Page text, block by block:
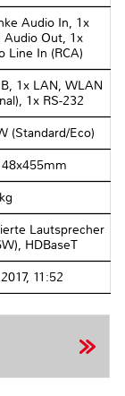
Audio In, 1x
Audio Out, 1x
Line In (RCA)
1x LAN, WLAN
1x RS-232
(Standard/​Eco)
Lautsprecher
HDBaseT
11:52